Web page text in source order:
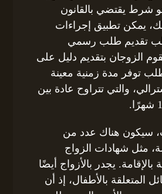
شرط يقتضي بالقانون
يمكن تطبيق إجراءات
تقديم طلب رسمي
الزوجان بتقديم دليل على
توفر مدة زمنية معينة
والتي تتراوح عادة بين
سيكون هناك عدد من
مثل شهادات الزواج
بالإقامة. يجدر بالأزواج أيضًا
المتعلقة بالأطفال، إذ أن